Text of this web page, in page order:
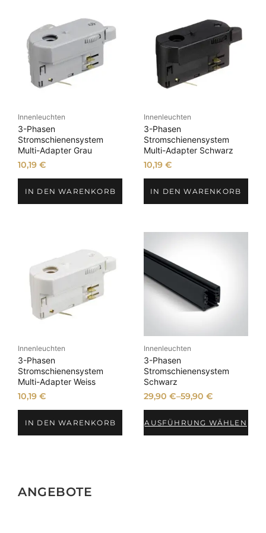
Innenleuchten
3-Phasen
Stromschienensystem
Multi-Adapter Grau
10,19€
IN DEN WARENKORB
Innenleuchten
3-Phasen
Stromschienensystem
Multi-Adapter Schwarz
10,19 €
IN DEN WARENKORB
Innenleuchten
3-Phasen
Stromschienensystem
Multi-Adapter Weiss
10,19€
IN DEN WARENKORB
Innenleuchten
3-Phasen
Stromschienensystem
Schwarz
29,90 €–59,90 €
AUSFÜHRUNG WÄHLEN
ANGEBOTE